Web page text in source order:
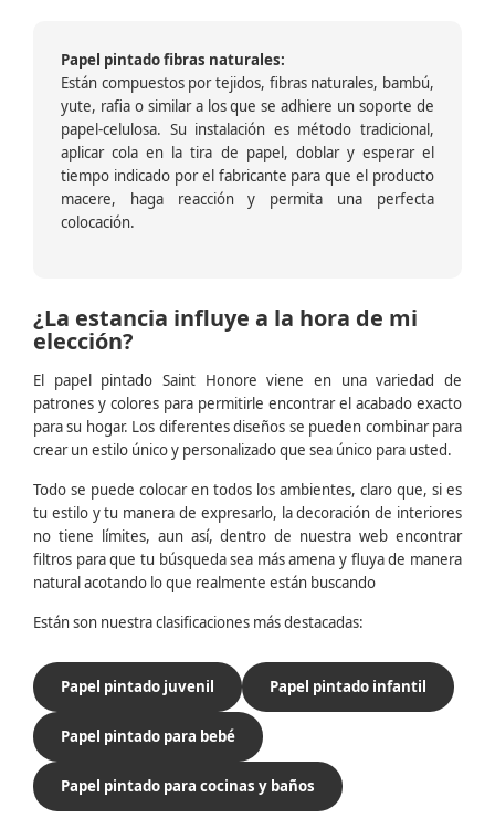
Papel pintado fibras naturales:
Están compuestos por tejidos, fibras naturales, bambú,
yute, rafia o similar a los que se adhiere un soporte de
papel-celulosa. Su instalación es método tradicional,
aplicar cola en la tira de papel, doblar y esperar el
tiempo indicado por el fabricante para que el producto
macere, haga reacción y permita una perfecta
colocación.
¿La estancia influye a la hora de mi
elección?
El papel pintado Saint Honore viene en una variedad de
patrones y colores para permitirle encontrar el acabado exacto
para su hogar. Los diferentes diseños se pueden combinar para
crear un estilo único y personalizado que sea único para usted.
Todo se puede colocar en todos los ambientes, claro que, si es
tu estilo y tu manera de expresarlo, la decoración de interiores
no tiene límites, aun así, dentro de nuestra web encontrar
filtros para que tu búsqueda sea más amena y fluya de manera
natural acotando lo que realmente están buscando
Están son nuestra clasificaciones más destacadas:
Papel pintado juvenil Papel pintado infantil
Papel pintado para bebé
Papel pintado para cocinas y baños